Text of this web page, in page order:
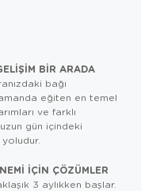
BIR ARADA
bağı
eğiten en temel
ve farklı
gün içindeki
yoludur.
İÇIN ÇÖZÜMLER
3 aylıkken başlar.